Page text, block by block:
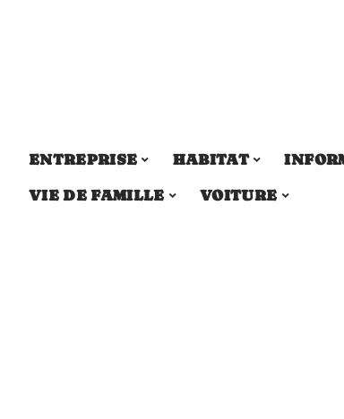
ENTREPRISE HABITAT
VIE DE FAMILLE
VOITURE